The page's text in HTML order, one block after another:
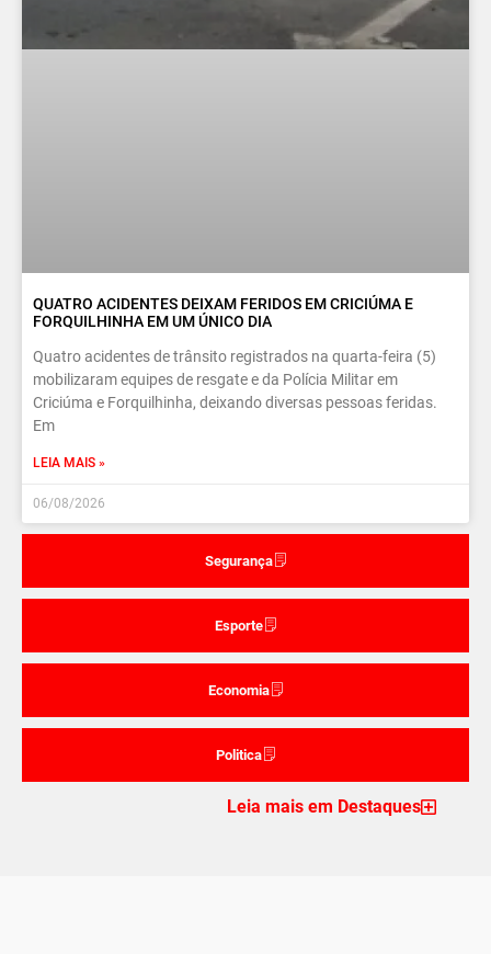
Segurança
Esporte
Economia
Politica
QUATRO ACIDENTES DEIXAM FERIDOS EM CRICIÚMA E
FORQUILHINHA EM UM ÚNICO DIA
Quatro acidentes de trânsito registrados na quarta-feira (5)
mobilizaram equipes de resgate e da Polícia Militar em
Criciúma e Forquilhinha, deixando diversas pessoas feridas.
Em
LEIA MAIS »
06/08/2026
Leia mais em Destaques